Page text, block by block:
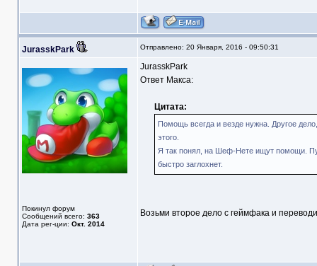
JurasskPark Отправлено: 20 Января, 2016 - 09:50:31
Покинул форум
Сообщений всего: 363
Дата рег-ции: Окт. 2014
JurasskPark
Ответ Макса:
Цитата:
Помощь всегда и везде нужна. Другое
этого.
Я так понял, на Шеф-Нете ищут помощи.
быстро заглохнет.
Возьми второе дело с геймфака и